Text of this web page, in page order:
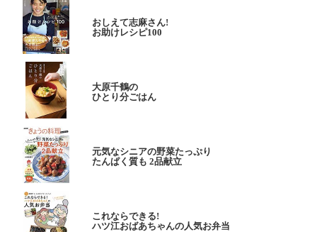
おしえて志麻さん!
お助けレシピ100
大原千鶴の
ひとり分ごはん
元気なシニアの野菜たっぷり
たんぱく質も 2品献立
これならできる!
ハツ江おばあちゃんの人気お弁当